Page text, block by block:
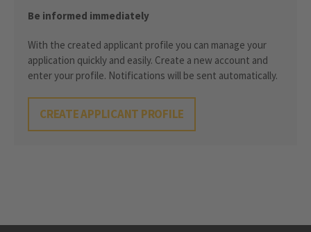
Be informed immediately
With the created applicant profile you can manage your
application quickly and easily. Create a new account and
enter your profile. Notifications will be sent automatically.
CREATE APPLICANT PROFILE